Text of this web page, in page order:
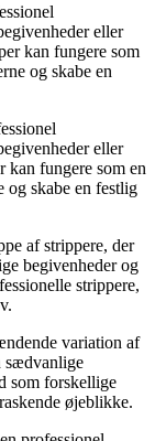
eller
kan fungere som
og skabe en
eller
fungere som en
og skabe en festlig
af strippere, der
begivenheder og
strippere,
variation af
sædvanlige
som forskellige
øjeblikke.